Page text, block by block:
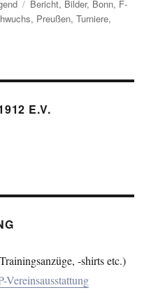
Schlagwörter
Bericht, Bilder, Bonn, F-
, Preußen,Turniere,
E.V.
-shirts etc.)
Vereinsausstattung